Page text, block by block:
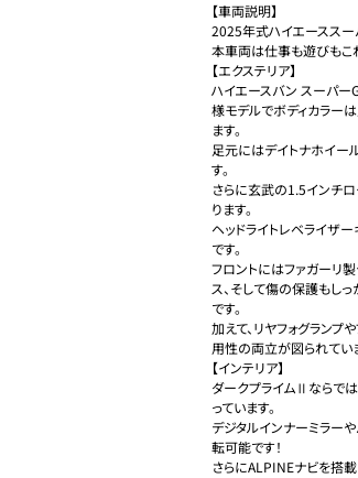
【車両説明】
2025年式ハイエーススー
本車両は仕事も遊びもこ
【エクステリア】
ハイエースバン スーパ
様モデルでボディカラー
ます。
足元にはデイトナホイー
す。
さらに玄武の1.5インチロ
ります。
ヘッドライトレベライザ
です。
フロントにはファガーリ
ス、そして傷の保護もし
です。
加えて、リヤフォグランプ
用性の両立が図られてい
【インテリア】
ダークプライムⅡならで
っています。
デジタルインナーミラー
転可能です！
さらにALPINEナビを搭